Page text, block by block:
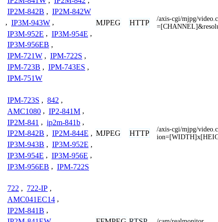
IP2M-842B , IP2M-842W
, IP3M-943W ,
IP3M-952E , IP3M-954E ,
IP3M-956EB ,
IPM-721W , IPM-722S ,
IPM-723B , IPM-743ES ,
IPM-751W
MJPEG HTTP
/axis-cgi/mjpg/
IPM-723S , 842 ,
AMC1080 , IP2-841M ,
IP2M-841 , ip2m-841b ,
IP2M-842B , IP2M-844E ,
IP3M-943B , IP3M-952E ,
IP3M-954E , IP3M-956E ,
IP3M-956EB , IPM-722S
MJPEG HTTP
/axis-cgi/mjpg/
722 , 722-IP ,
AMC041EC14 ,
IP2M-841B ,